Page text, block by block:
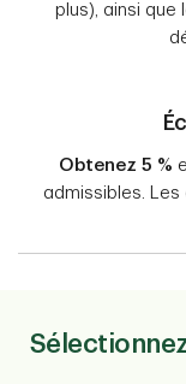
plus), ainsi
Obtenez 5 %
admissibles.